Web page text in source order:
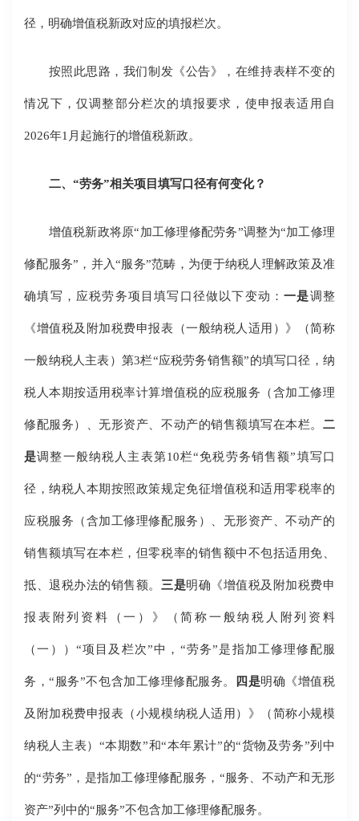
径，明确增值税新政对应的填报栏次。
按照此思路，我们制发《公告》，在维持表样不变的
情况下，仅调整部分栏次的填报要求，使申报表适用自
2026年1月起施行的增值税新政。
二、“劳务”相关项目填写口径有何变化？
增值税新政将原“加工修理修配劳务”调整为“加工修理
修配服务”，并入“服务”范畴，为便于纳税人理解政策及准
确填写，应税劳务项目填写口径做以下变动：一是调整
《增值税及附加税费申报表（一般纳税人适用）》（简称
一般纳税人主表）第3栏“应税劳务销售额”的填写口径，纳
税人本期按适用税率计算增值税的应税服务（含加工修理
修配服务）、无形资产、不动产的销售额填写在本栏。 二
是调整一般纳税人主表第10栏“免税劳务销售额”填写口
径，纳税人本期按照政策规定免征增值税和适用零税率的
应税服务（含加工修理修配服务）、无形资产、不动产的
销售额填写在本栏，但零税率的销售额中不包括适用免、
抵、退税办法的销售额。 三是明确《增值税及附加税费申
报表附列资料（一）》（简称一般纳税人附列资料
（一））“项目及栏次”中，“劳务”是指加工修理修配服
务，“服务”不包含加工修理修配服务。 四是明确《增值税
及附加税费申报表（小规模纳税人适用）》（简称小规模
纳税人主表）“本期数”和“本年累计”的“货物及劳务”列中
的“劳务”，是指加工修理修配服务，“服务、不动产和无形
资产”列中的“服务”不包含加工修理修配服务。